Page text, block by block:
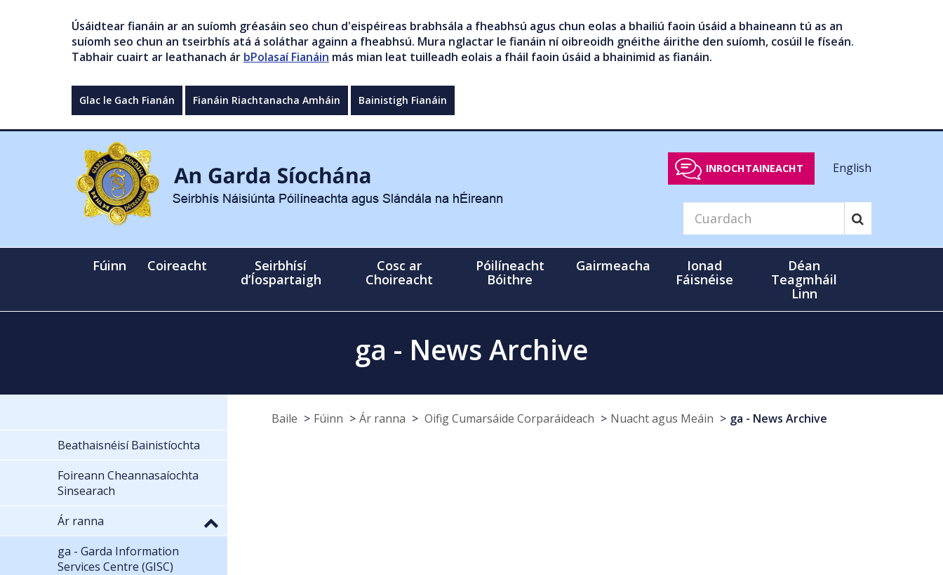
Úsáidtear fianáin ar an suíomh gréasáin seo chun d'eispéireas brabhsála a fheabhsú agus chun eolas a bhailiú faoin úsáid a bhaineann tú as an
suíomh seo chun an tseirbhís atá á soláthar againn a fheabhsú. Mura nglactar le fianáin ní oibreoidh gnéithe áirithe den suíomh, cosúil le físeán.
Tabhair cuairt ar leathanach ár bPolasaí Fianáin más mian leat tuilleadh eolais a fháil faoin úsáid a bhainimid as fianáin.
Glac le Gach Fianán Fianáin Riachtanacha Amháin Bainistigh Fianáin
INROCHTAINEACHT English
Fúinn Coireacht
Seirbhísí
d’Íospartaigh
Cosc ar
Choireacht
Póilíneacht
Bóithre
Gairmeacha
Ionad
Fáisnéise
Déan
Teagmháil
Linn
ga - News Archive
Baile Fúinn Ár ranna Oifig Cumarsáide Corparáideach Nuacht agus Meáin
ga - News Archive
Beathaisnéisí Bainistíochta
Foireann Cheannasaíochta
Sinsearach
Ár ranna
ga - Garda Information
Services Centre (GISC)